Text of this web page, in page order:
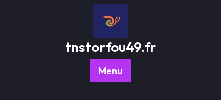
tnstorfou49.fr
Menu